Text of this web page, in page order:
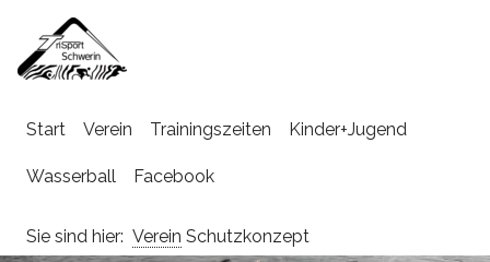
überspringen
Start Verein Trainingszeiten Kinder+Jugend
Wasserball Facebook
Sie sind hier: Verein Schutzkonzept